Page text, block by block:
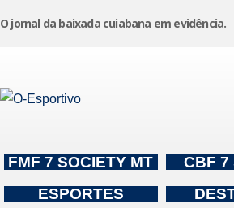
o
O jornal da baixada cuiabana em evidência.
FMF 7 SOCIETY MT CBF 7
ESPORTES